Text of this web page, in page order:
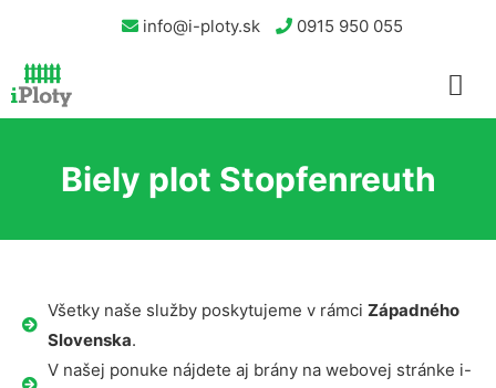
info@i-ploty.sk 0915 950 055
Biely plot Stopfenreuth
Všetky naše služby poskytujeme v rámci Západného
Slovenska.
V našej ponuke nájdete aj brány na webovej stránke i-